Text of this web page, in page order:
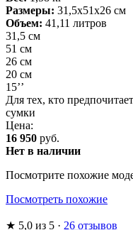
Размеры: 31,5х51х26 см
Объем: 41,11 литров
31,5 см
51 см
26 см
20 см
15’’
Для тех, кто
сумки
Цена:
16 950 руб.
Нет в наличии
Посмотрите похожие
Посмотреть похожие
★ 5,0 из 5 · 26 отзывов